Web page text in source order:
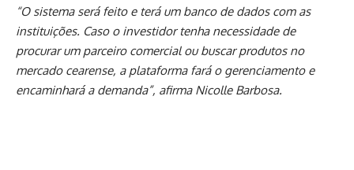
“O sistema será feito e terá um banco de dados com as
instituições. Caso o investidor tenha necessidade de
procurar um parceiro comercial ou buscar produtos no
mercado cearense, a plataforma fará o gerenciamento e
encaminhará a demanda”, afirma Nicolle Barbosa.